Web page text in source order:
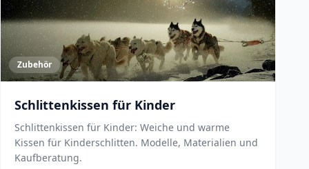
Zubehör
Schlittenkissen für Kinder
Schlittenkissen für Kinder: Weiche und warme
Kissen für Kinderschlitten. Modelle, Materialien und
Kaufberatung.